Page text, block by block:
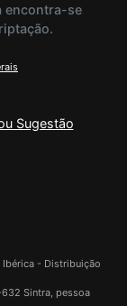
encontra-se
Sugestão
- Distribuição
Sintra, pessoa